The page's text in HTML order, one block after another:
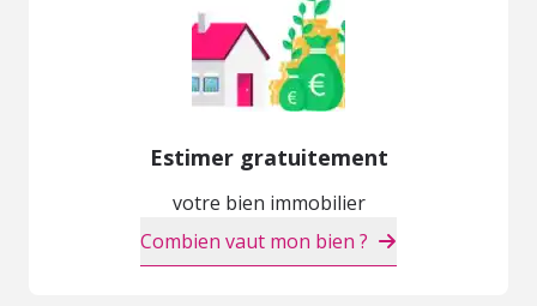
Estimer gratuitement
votre bien immobilier
Combien vaut mon bien ?